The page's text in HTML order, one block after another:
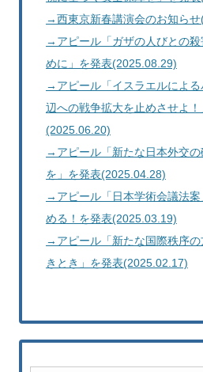
→西東京新春講演会のお知ら
→アピール「ガザの人びとの
めに」を発表(2025.08.29)
→アピール「イスラエルによる
辺への戦争拡大を止めさせよ！
(2025.06.20)
→アピール「新たな日本外交
を」を発表(2025.04.28)
→アピール「日本学術会議法
める！を発表(2025.03.19)
→アピール「新たな国際秩序
きとき」を発表(2025.02.17)